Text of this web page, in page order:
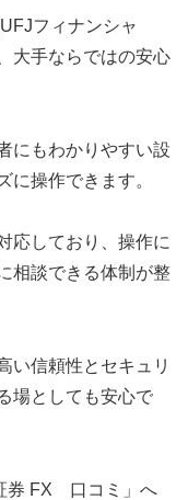
フィナンシャ
大手ならではの安心
にもわかりやすい設
に操作できます。
応しており、操作に
相談できる体制が整
い信頼性とセキュリ
場としても安心で
券 FX 口コミ」へ